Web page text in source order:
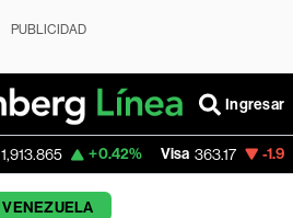
PUBLICIDAD
Ingresar
+0.42% Visa 363.17 -1.97%
VENEZUELA